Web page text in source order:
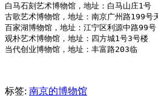
白马石刻艺术博物馆，地址：白马山庄1号
古歌艺术博物馆，地址：南京广州路199号
百家湖博物馆，地址：江宁区利源中路99号
观朴艺术博物馆，地址：四方城1号3号楼
当代创业博物馆，地址：丰富路203临
标签: 南京的博物馆